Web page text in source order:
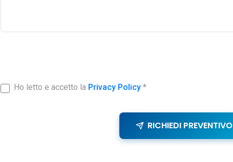
Ho letto e accetto la Privacy Policy *
RICHIEDI PREVENTIVO